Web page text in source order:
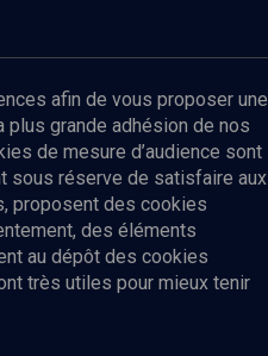
afin de vous proposer une
grande adhésion de nos
de mesure d’audience sont
sous réserve de satisfaire aux
proposent des cookies
des éléments
au dépôt des cookies
très utiles pour mieux tenir